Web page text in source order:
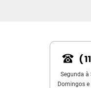
Segunda à
Domingos